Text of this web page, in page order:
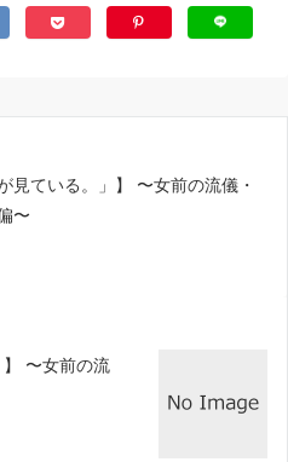
見ている。」】 〜女前の流儀・
〜
】 〜女前の流